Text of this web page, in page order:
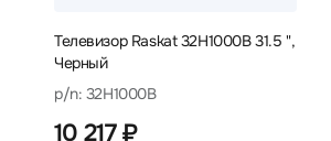
Телевизор Raskat 32H1000B 31.5 ",
Черный
p/n: 32H1000B
10 217 ₽